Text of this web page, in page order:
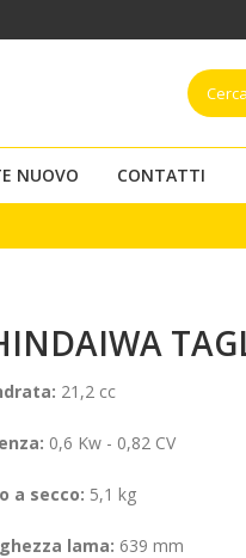
NUOVO CONTATTI
21,2 cc
0,6 Kw - 0,82 CV
a secco: 5,1 kg
lama: 639 mm